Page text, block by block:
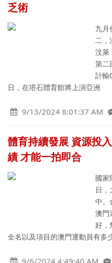
乏術
九月
二，
汶萊
第二
計輸
日，在塔石體育館將上演亞洲
9/13/2024 8:01:37 AM
體育持續發展 資源投
績 才能一拍即合
國家
日
中。
澳門
好，
全名以及項目的澳門運動員有多